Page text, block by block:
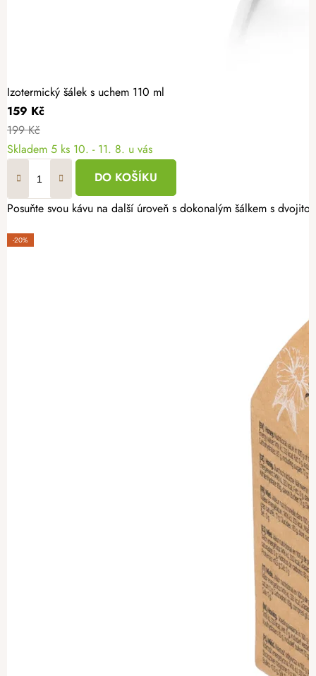
Izotermický šálek s uchem 110 ml
159 Kč
199 Kč
Skladem 5 ks 10. - 11. 8. u vás
DO KOŠÍKU
Posuňte svou kávu na další úroveň s dokonalým šálkem s
-20%